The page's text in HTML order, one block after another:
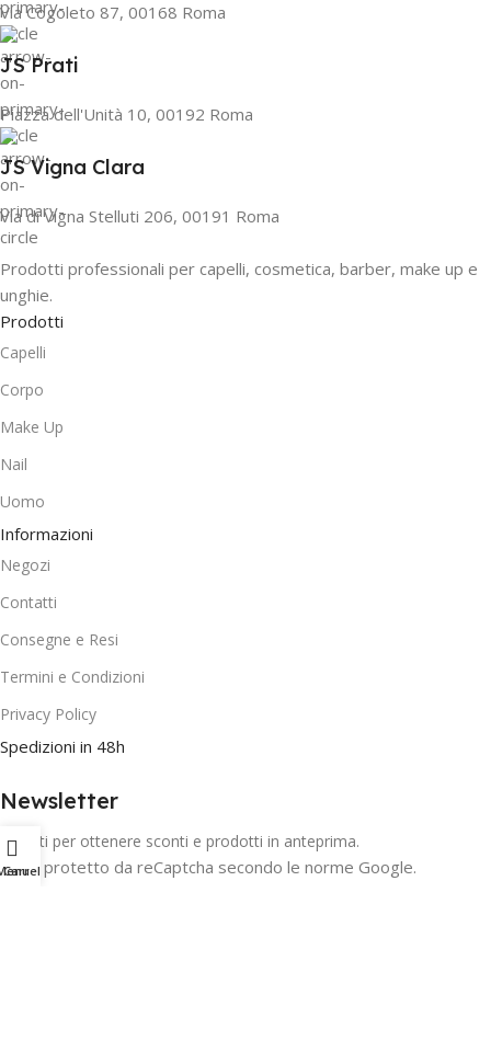
Via Cogoleto 87, 00168 Roma
JS Prati
Piazza dell'Unità 10, 00192 Roma
JS Vigna Clara
Via di Vigna Stelluti 206, 00191 Roma
Prodotti professionali per capelli, cosmetica, barber, make up e
unghie.
Prodotti
Capelli
Corpo
Make Up
Nail
Uomo
Informazioni
Negozi
Contatti
Consegne e Resi
Termini e Condizioni
Privacy Policy
Spedizioni in 48h
Newsletter
Iscriviti per ottenere sconti e prodotti in anteprima.
Form protetto da reCaptcha secondo le norme Google.
Carrello